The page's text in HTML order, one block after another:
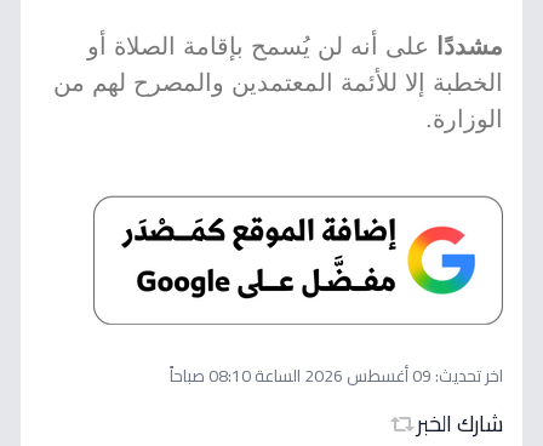
مشددًا
على أنه لن يُسمح بإقامة الصلاة أو
الخطبة إلا للأئمة المعتمدين والمصرح لهم من
الوزارة.
اخر تحديث:09 أغسطس 2026 الساعة 08:10 صباحاً
شارك الخبر